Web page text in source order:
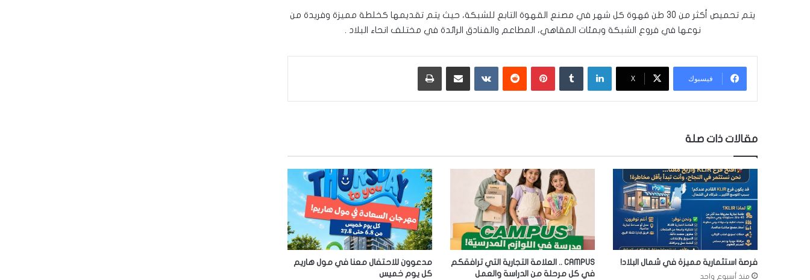
يتم
تحميص أكثر من 30 طن قهوة كل شهر في مصنع القهوة التابع للشبكة، حيث يتم تقديمها كخلطة مميزة وفريدة من
نوعها في فروع الشبكة وبمئات المقاهي، المطاعم والفنادق الرائدة في مختلف انحاء البلاد .
فيسبوك ‫X
لينكدإن بينتيريست ‏VKontakte
مقالات ذات صلة
فرصة استثمارية مميزة في شمال البلاد!
منذ أسبوع واحد
CAMPUS .. العلامة التجارية التي ترافقكم
في كل مرحلة من الدراسة والعمل
مدعوون للاحتفال معنا في مول هاريم
كل يوم خميس